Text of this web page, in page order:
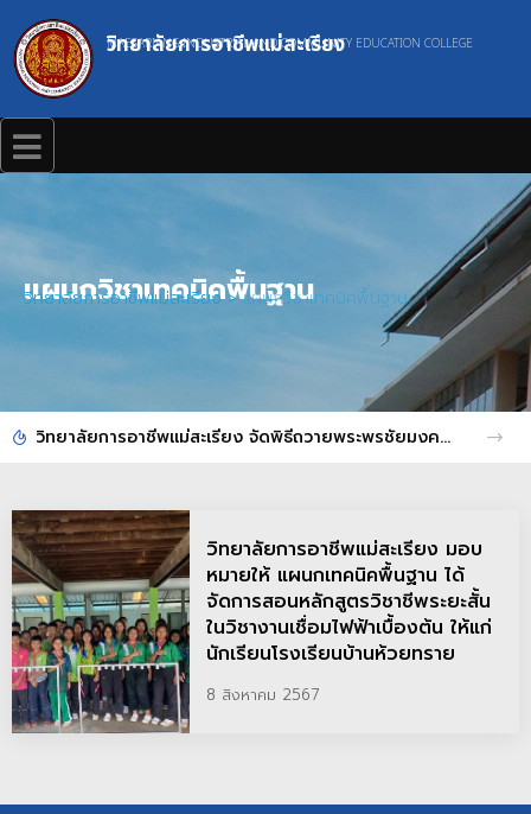
วิทยาลัยการอาชีพแม่สะเรียง
MAESARIANG INDUSTRIAL AND COMMUNITY EDUCATION COLLEGE
แผนกวิชาเทคนิคพื้นฐาน
วิทยาลัยการอาชีพแม่สะเรียง>แผนกวิชาเทคนิคพื้นฐาน
วิทยาลัยการอาชีพแม่สะเรียง จัดพิธีถวายพระพรชัยมงคล และกิจกรรมจิตอาสาบำเพ็ญประโยชน์ เนื่องในโอกาสวันเฉลิมพระชนมพรรษา พระบาทสมเด็จพระเจ้าอยู่หัว ประจำปีพุทธศักราช 2569
วิทยาลัยการอาชีพแม่สะเรียง มอบ
หมายให้ แผนกเทคนิคพื้นฐาน ได้
จัดการสอนหลักสูตรวิชาชีพระยะสั้น
ในวิชางานเชื่อมไฟฟ้าเบื้องต้น ให้แก่
นักเรียนโรงเรียนบ้านห้วยทราย
8 สิงหาคม 2567